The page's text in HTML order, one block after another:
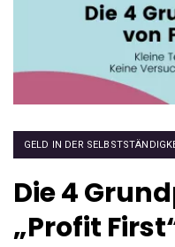
GELD IN DER
Die 4
„Profit